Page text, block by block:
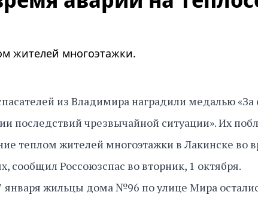
жителей многоэтажки.
из Владимира наградили медалью «За
последствий чрезвычайной ситуации». Их
теплом жителей многоэтажки в Лакинске во
сообщил Россоюзспас во вторник, 1 октября.
января жильцы дома №96 по улице Мира